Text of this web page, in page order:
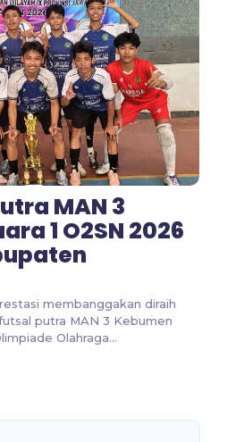
Comments
MAN 3
1 O2SN 2026
membanggakan diraih
putra MAN 3 Kebumen
Olahraga...